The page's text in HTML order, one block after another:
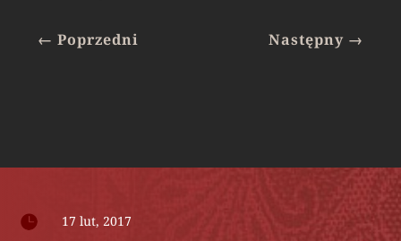
←Poprzedni Następny→
 17 lut, 2017